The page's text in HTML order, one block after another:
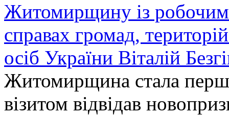
Житомирщину із робочим
справах громад,
осіб України Віталій
Житомирщина стала
візитом відвідав